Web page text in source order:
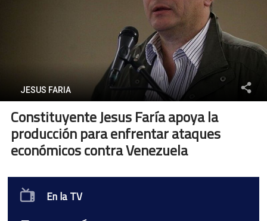
JESUS FARIA
Constituyente Jesus Faría apoya la
producción para enfrentar ataques
económicos contra Venezuela
En la TV